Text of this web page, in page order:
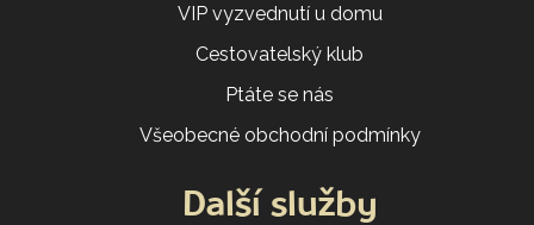
VIP vyzvednutí u domu
Cestovatelský klub
Ptáte se nás
Všeobecné obchodní podmínky
Další služby